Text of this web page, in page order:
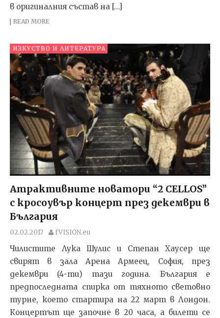
в оригиналния състав на […]
READ MORE
ИЗКУСТВО И ЛИТЕРАТУРА
Aтрактивните новатори “2 CELLOS”
с кросоувър концерт през декември в
България
02.02.2017 fVISION.eu
Чилистите Лука Шулис и Степан Хаусер ще
свирят в зала Арена Армеец, София, през
декември (4-ти) тази година. България е
предпоследната спирка от тяхното световно
турне, което стартира на 22 март в Лондон.
Концертът ще започне в 20 часа, а билети се